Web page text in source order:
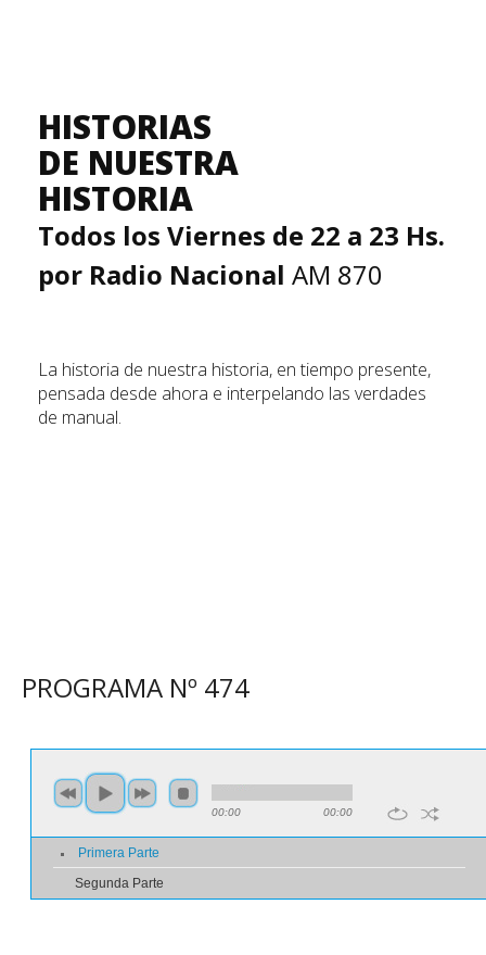
HISTORIAS
DE NUESTRA
HISTORIA
Todos los Viernes de 22 a 23 Hs.
por Radio Nacional AM 870
La historia de nuestra historia, en tiempo presente,
pensada desde ahora e interpelando las verdades
de manual.
PROGRAMA Nº 474